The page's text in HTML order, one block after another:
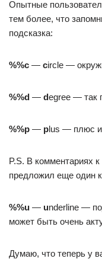
Опытные
тем более, что
подсказка:
%%с — circle —
%%d — degree — так
%%p — plus — плюс
P.S. В комментариях
предложил еще один
%%u — underline —
может быть очень
Думаю, что теперь у